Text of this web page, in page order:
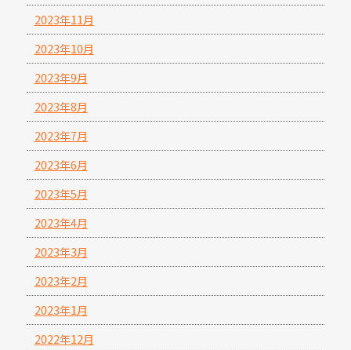
2023年11月
2023年10月
2023年9月
2023年8月
2023年7月
2023年6月
2023年5月
2023年4月
2023年3月
2023年2月
2023年1月
2022年12月